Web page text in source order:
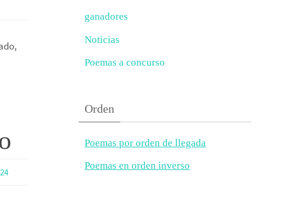
24
ganadores
Noticias
Poemas a concurso
Orden
Poemas por orden de llegada
Poemas en orden inverso